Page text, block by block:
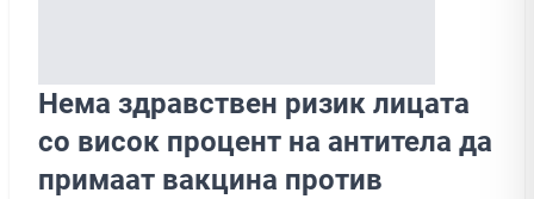
Нема здравствен ризик лицата
со висок процент на антитела да
примаат вакцина против